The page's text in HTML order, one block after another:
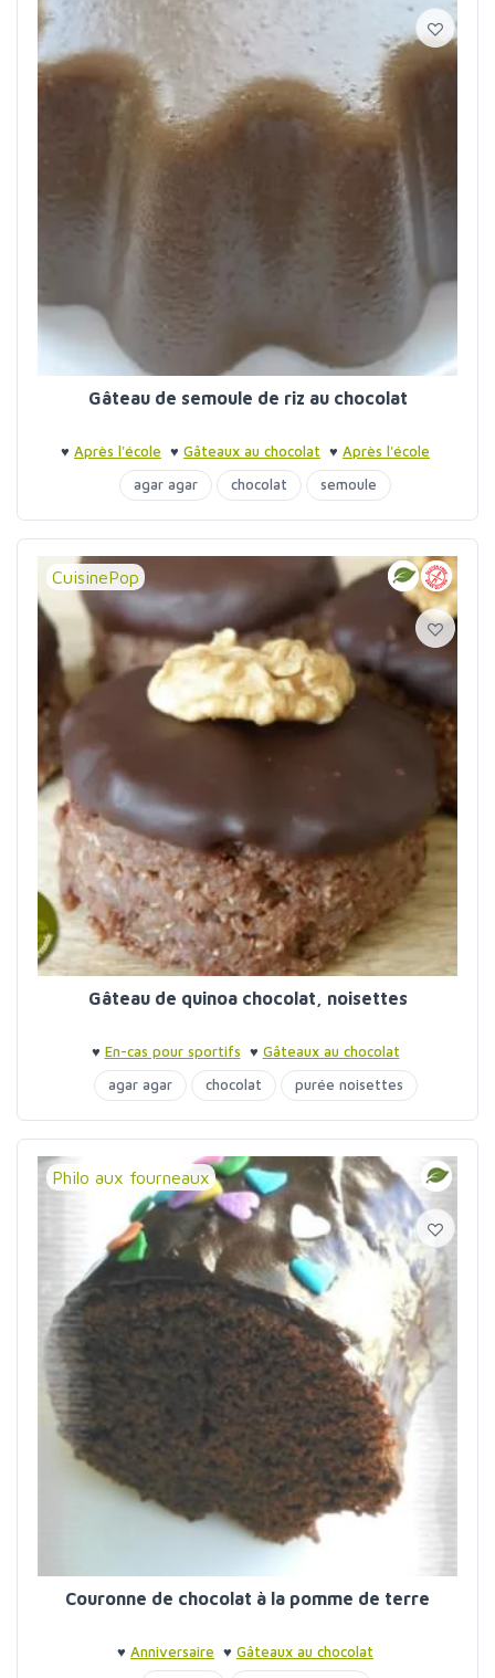
Gâteau de semoule de riz au chocolat
♥ Après l'école ♥ Gâteaux au chocolat ♥ Après l'école
agar agar
chocolat semoule
CuisinePop
Gâteau de quinoa chocolat, noisettes
♥ En-cas pour sportifs ♥ Gâteaux au chocolat
agar agar
chocolat purée noisettes
quinoa sirop d'agave
Philo aux fourneaux
Couronne de chocolat à la pomme de terre
♥ Anniversaire ♥ Gâteaux au chocolat